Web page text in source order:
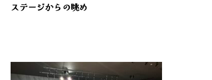
ステージからの眺め